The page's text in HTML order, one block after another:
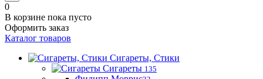
0
В корзине пока пусто
Оформить заказ
Каталог товаров
Сигареты, Стики
Сигареты 135